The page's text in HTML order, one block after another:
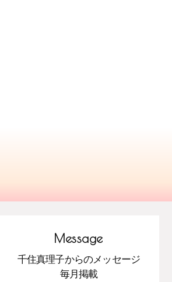
Message
千住真理子からのメッセージ
毎月掲載